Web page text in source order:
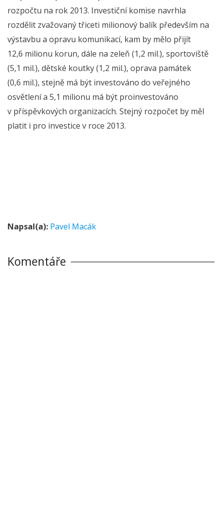
rozpočtu na rok 2013. Investiční komise navrhla
rozdělit zvažovaný třiceti milionový balík především na
výstavbu a opravu komunikací, kam by mělo přijít
12,6 milionu korun, dále na zeleň (1,2 mil.), sportoviště
(5,1 mil.), dětské koutky (1,2 mil.), oprava památek
(0,6 mil.), stejně má být investováno do veřejného
osvětlení a 5,1 milionu má být proinvestováno
v příspěvkových organizacích. Stejný rozpočet by měl
platit i pro investice v roce 2013.
Napsal(a): Pavel Macák
Komentáře